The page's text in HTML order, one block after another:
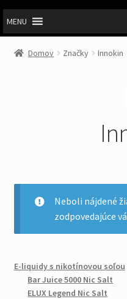
MENU
Domov Značky Innokin
Neboli nájdené
zodpovedajúce
E-liquidy s nikotínovou soľou
Bar Juice 5000 Nic Salt
ELUX Legend Nic Salt